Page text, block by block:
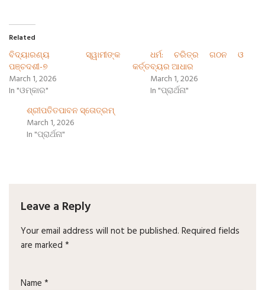
Related
ବିଦ୍ୟାରଣ୍ୟ ସ୍ୱାମୀଙ୍କ
ପଞ୍ଚଦଶୀ-୭
March 1, 2026
In "ଓମ୍‌କାର"
ଧର୍ମ: ଚରିତ୍ର ଗଠନ ଓ
କର୍ତ୍ତବ୍ୟର ଆଧାର
March 1, 2026
In "ପ୍ରାର୍ଥନା"
ଶ୍ରୀପତିତପାବନ ସ୍ତୋତ୍ରମ୍
March 1, 2026
In "ପ୍ରାର୍ଥନା"
Leave a Reply
Your email address will not be published. Required fields
are marked *
Name *